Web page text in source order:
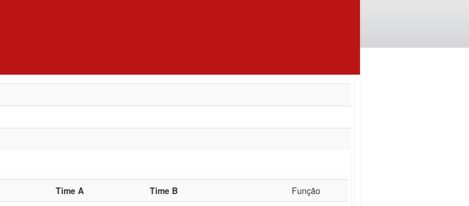
Time A Time B Função